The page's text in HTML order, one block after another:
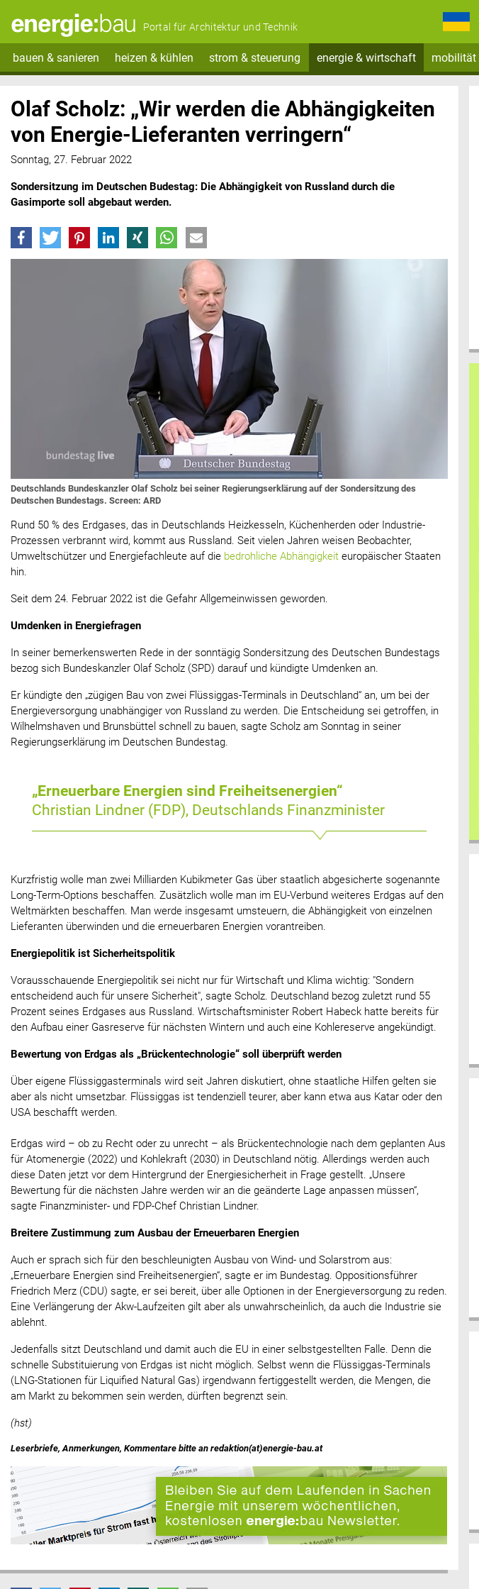
Portal für Architektur und Technik
bauen & sanieren heizen & kühlen strom & steuerung energie & wirtschaft mobilität
Olaf Scholz: „Wir werden die Abhängigkeiten
von Energie-Lieferanten verringern“
Sonntag, 27. Februar 2022
Sondersitzung im Deutschen Budestag: Die Abhängigkeit von Russland durch die
Gasimporte soll abgebaut werden.
Deutschlands Bundeskanzler Olaf Scholz bei seiner Regierungserklärung auf der Sondersitzung des
Deutschen Bundestags. Screen: ARD
Rund 50 % des Erdgases, das in Deutschlands Heizkesseln, Küchenherden oder Industrie-
Prozessen verbrannt wird, kommt aus Russland. Seit vielen Jahren weisen Beobachter,
Umweltschützer und Energiefachleute auf die bedrohliche Abhängigkeit europäischer Staaten
hin.
Seit dem 24. Februar 2022 ist die Gefahr Allgemeinwissen geworden.
Umdenken in Energiefragen
In seiner bemerkenswerten Rede in der sonntägig Sondersitzung des Deutschen Bundestags
bezog sich Bundeskanzler Olaf Scholz (SPD) darauf und kündigte Umdenken an.
Er kündigte den „zügigen Bau von zwei Flüssiggas-Terminals in Deutschland“ an, um bei der
Energieversorgung unabhängiger von Russland zu werden. Die Entscheidung sei getroffen, in
Wilhelmshaven und Brunsbüttel schnell zu bauen, sagte Scholz am Sonntag in seiner
Regierungserklärung im Deutschen Bundestag.
„Erneuerbare Energien sind Freiheitsenergien“
Christian Lindner (FDP), Deutschlands Finanzminister
Kurzfristig wolle man zwei Milliarden Kubikmeter Gas über staatlich abgesicherte sogenannte
Long-Term-Options beschaffen. Zusätzlich wolle man im EU-Verbund weiteres Erdgas auf den
Weltmärkten beschaffen. Man werde insgesamt umsteuern, die Abhängigkeit von einzelnen
Lieferanten überwinden und die erneuerbaren Energien vorantreiben.
Energiepolitik ist Sicherheitspolitik
Vorausschauende Energiepolitik sei nicht nur für Wirtschaft und Klima wichtig: "Sondern
entscheidend auch für unsere Sicherheit", sagte Scholz. Deutschland bezog zuletzt rund 55
Prozent seines Erdgases aus Russland. Wirtschaftsminister Robert Habeck hatte bereits für
den Aufbau einer Gasreserve für nächsten Wintern und auch eine Kohlereserve angekündigt.
Bewertung von Erdgas als „Brückentechnologie“ soll überprüft werden
Über eigene Flüssiggasterminals wird seit Jahren diskutiert, ohne staatliche Hilfen gelten sie
aber als nicht umsetzbar. Flüssiggas ist tendenziell teurer, aber kann etwa aus Katar oder den
USA beschafft werden.
Erdgas wird – ob zu Recht oder zu unrecht – als Brückentechnologie nach dem geplanten Aus
für Atomenergie (2022) und Kohlekraft (2030) in Deutschland nötig. Allerdings werden auch
diese Daten jetzt vor dem Hintergrund der Energiesicherheit in Frage gestellt. „Unsere
Bewertung für die nächsten Jahre werden wir an die geänderte Lage anpassen müssen“,
sagte Finanzminister- und FDP-Chef Christian Lindner.
Breitere Zustimmung zum Ausbau der Erneuerbaren Energien
Auch er sprach sich für den beschleunigten Ausbau von Wind- und Solarstrom aus:
„Erneuerbare Energien sind Freiheitsenergien“, sagte er im Bundestag. Oppositionsführer
Friedrich Merz (CDU) sagte, er sei bereit, über alle Optionen in der Energieversorgung zu reden.
Eine Verlängerung der Akw-Laufzeiten gilt aber als unwahrscheinlich, da auch die Industrie sie
ablehnt.
Jedenfalls sitzt Deutschland und damit auch die EU in einer selbstgestellten Falle. Denn die
schnelle Substituierung von Erdgas ist nicht möglich. Selbst wenn die Flüssiggas-Terminals
(LNG-Stationen für Liquified Natural Gas) irgendwann fertiggestellt werden, die Mengen, die
am Markt zu bekommen sein werden, dürften begrenzt sein.
(hst)
Leserbriefe, Anmerkungen, Kommentare bitte an redaktion(at)energie-bau.at